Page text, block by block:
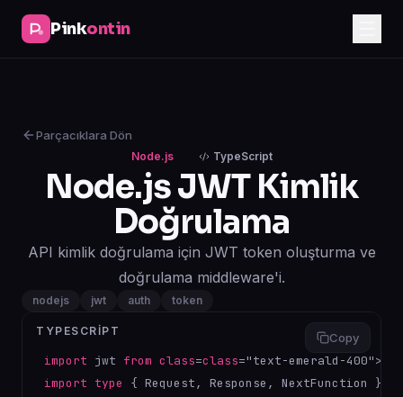
Pinkontin
Parçacıklara Dön
Node.js TypeScript
Node.js JWT Kimlik
Doğrulama
API kimlik doğrulama için JWT token oluşturma ve
doğrulama middleware'i.
nodejs jwt auth token
Copy
TYPESCRIPT
import jwt from class=class="text-emerald-400
import type { Request, Response, NextFunction }